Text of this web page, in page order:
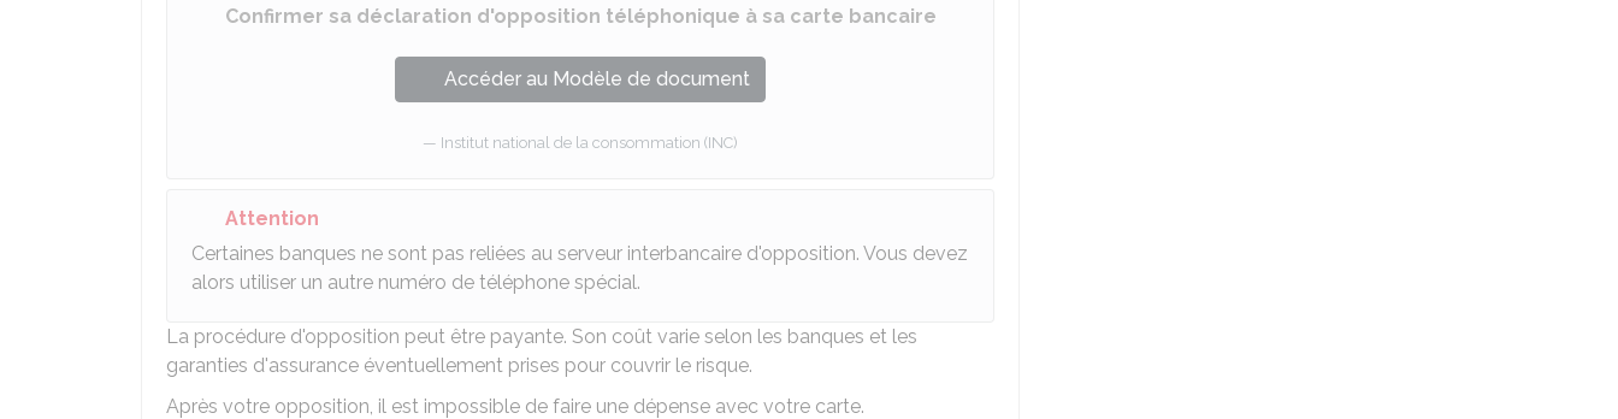
Confirmer sa déclaration d'opposition téléphonique à sa carte bancaire
Accéder au Modèle de document
Institut national de la consommation (INC)
Attention
Certaines banques ne sont pas reliées au serveur interbancaire d'opposition. Vous devez
alors utiliser un autre numéro de téléphone spécial.
La procédure d'opposition peut être payante. Son coût varie selon les banques et les
garanties d'assurance éventuellement prises pour couvrir le risque.
Après votre opposition, il est impossible de faire une dépense avec votre carte.